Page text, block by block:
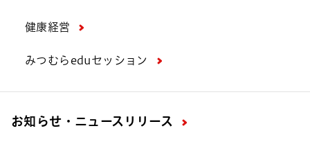
健康経営
みつむらeduセッション
お知らせ・ニュースリリース